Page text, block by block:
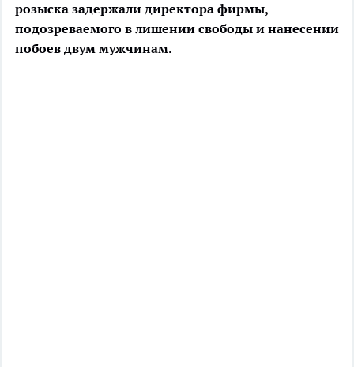
розыска задержали директора фирмы,
подозреваемого в лишении свободы и нанесении
побоев двум мужчинам.